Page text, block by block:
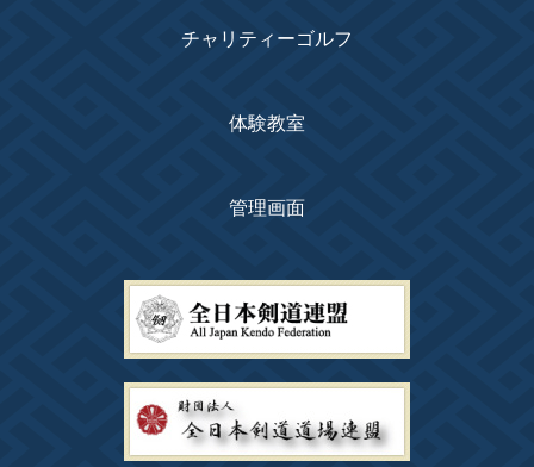
チャリティーゴルフ
体験教室
管理画面